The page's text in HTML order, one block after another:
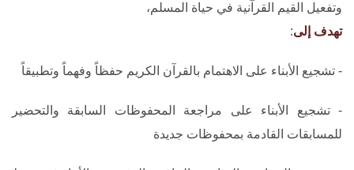
وتفعيل القيم القرآنية في حياة المسلم،
تهدف إلى:
- تشجيع الأبناء على الاهتمام بالقرآن الكريم حفظاً وفهماً وتطبيقاً
- تشجيع الأبناء على مراجعة المحفوظات السابقة والتحضير
للمسابقات القادمة بمحفوظات جديدة